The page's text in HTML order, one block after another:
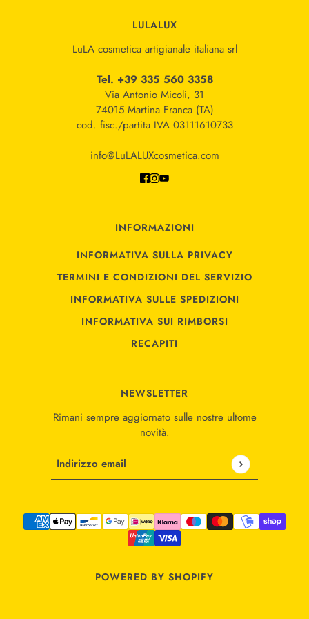
LULALUX
LuLA cosmetica artigianale italiana srl
Tel. +39 335 560 3358
Via Antonio Micoli, 31
74015 Martina Franca (TA)
cod. fisc./partita IVA 03111610733
info@LuLALUXcosmetica.com
INFORMAZIONI
INFORMATIVA SULLA PRIVACY
TERMINI E CONDIZIONI DEL SERVIZIO
INFORMATIVA SULLE SPEDIZIONI
INFORMATIVA SUI RIMBORSI
RECAPITI
NEWSLETTER
Rimani sempre aggiornato sulle nostre ultome
novità.
Indirizzo email
Questo sito è protetto da hCaptcha e applica le
POWERED BY SHOPIFY